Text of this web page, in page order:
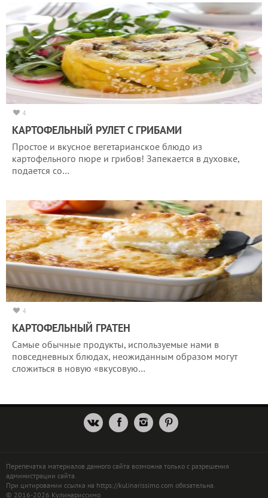
4
КАРТОФЕЛЬНЫЙ РУЛЕТ С ГРИБАМИ
Простое и вкусное вегетарианское блюдо из
картофельного пюре и грибов! Запекается в духовке,
подается со…
4
КАРТОФЕЛЬНЫЙ ГРАТЕН
Самые обычные продукты, используемые нами в
повседневных блюдах, неожиданным образом могут
сложиться в новую «вкусовую…
Перепечатка материалов данного сайта возможна только с разрешения
администрации сайта.
При цитировании ссылка на https://kulinarissimo.com обязательна.
© 2016-2026 Кулинариссимо